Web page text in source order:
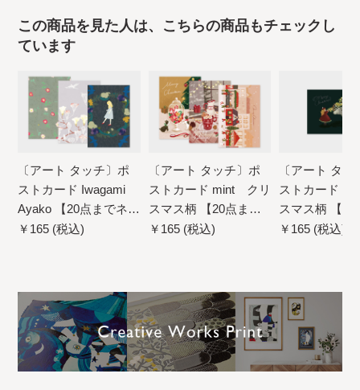
この商品を見た人は、こちらの商品もチェックし
ています
〔アート タッチ〕ポ
ストカード Iwagami
Ayako 【20点までネコ
ポス配送可】
￥165 (税込)
〔アート タッチ〕ポ
ストカード mint クリ
スマス柄 【20点まで
ネコポス配送可】
￥165 (税込)
〔アート タッ
ストカード
スマス柄 【20
ネコポス配送
￥165 (税込)